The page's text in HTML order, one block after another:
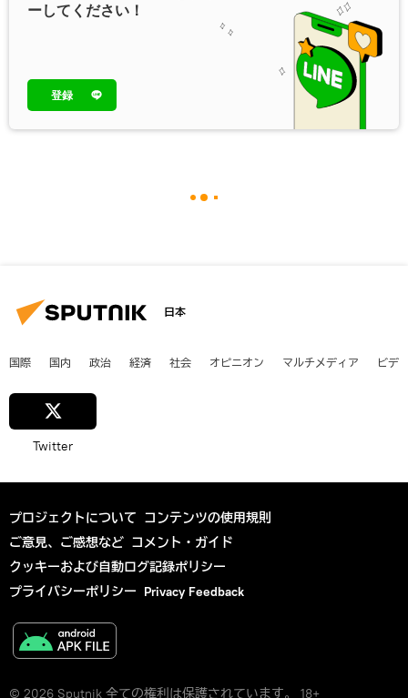
ーしてください！
登録
日本
国際 国内 政治 経済 社会 オピニオン マルチメディア ビデ
Twitter
プロジェクトについて コンテンツの使用規則
ご意見、ご感想など コメント・ガイド
クッキーおよび自動ログ記録ポリシー
プライバシーポリシー Privacy Feedback
© 2026 Sputnik 全ての権利は保護されています。 18+